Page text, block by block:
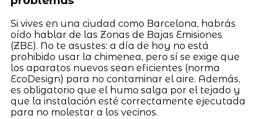
Si vives en una ciudad como Barcelona, habrás
oído hablar de las Zonas de Bajas Emisiones
(ZBE). No te asustes: a día de hoy no está
prohibido usar la chimenea, pero sí se exige que
los aparatos nuevos sean eficientes (norma
EcoDesign) para no contaminar el aire. Además,
es obligatorio que el humo salga por el tejado y
que la instalación esté correctamente ejecutada
para no molestar a los vecinos.